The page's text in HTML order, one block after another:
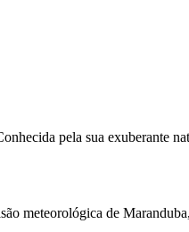
pela sua exuberante
meteorológica de